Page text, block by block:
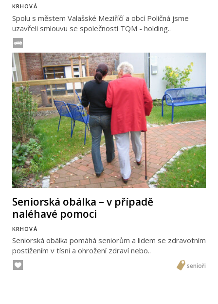
KRHOVÁ
Spolu s městem Valašské Meziříčí a obcí Poličná jsme
uzavřeli smlouvu se společností TQM - holding..
Seniorská obálka – v případě
naléhavé pomoci
KRHOVÁ
Seniorská obálka pomáhá seniorům a lidem se zdravotním
postižením v tísni a ohrožení zdraví nebo..
senioři